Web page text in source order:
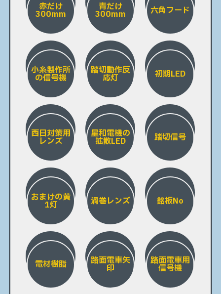
赤だけ
300mm
青だけ
300mm 六角フード
小糸製作所
の信号機
踏切動作反
応灯 初期LED
西日対策用
レンズ
星和電機の
拡散LED 踏切信号
おまけの黄
1灯 渦巻レンズ 銘板No
電材樹脂 路面電車矢
印
路面電車用
信号機